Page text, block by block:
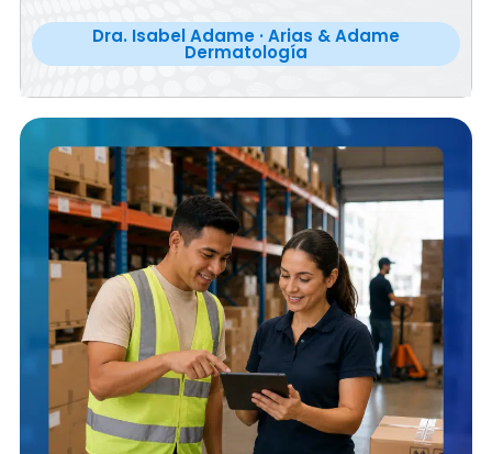
Dra. Isabel Adame · Arias & Adame
Dermatología